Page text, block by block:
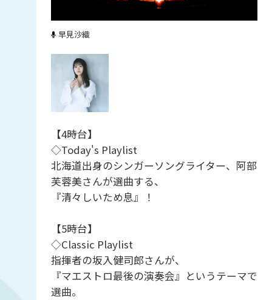
早見沙織
【4時台】
◇Today's Playlist
北海道出身のシンガーソングライター、阿部
芙蓉美さんが選曲する、
『清々しいため息』！
【5時台】
◇Classic Playlist
指揮者の坂入健司郎さんが、
『マエストロ最後の演奏会』というテーマで
選曲。